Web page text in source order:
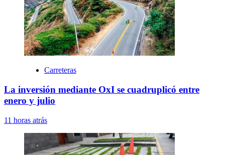
Carreteras
La inversión mediante OxI se cuadruplicó entre
enero y julio
11 horas atrás